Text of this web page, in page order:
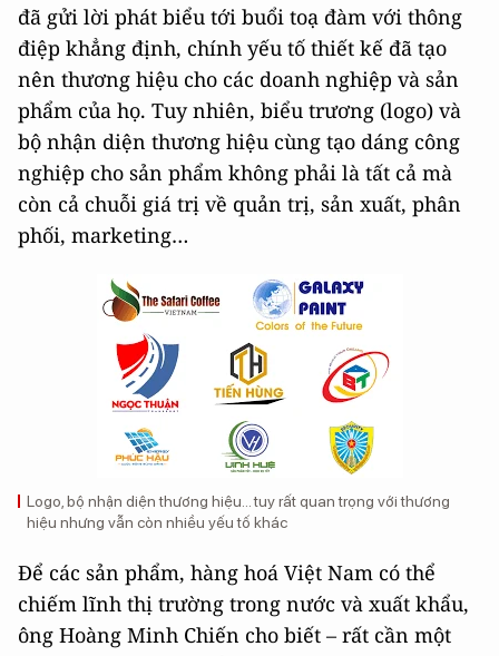
đã gửi lời phát biểu tới buổi toạ đàm với thông
điệp khẳng định, chính yếu tố thiết kế đã tạo
nên thương hiệu cho các doanh nghiệp và sản
phẩm của họ. Tuy nhiên, biểu trương (logo) và
bộ nhận diện thương hiệu cùng tạo dáng công
nghiệp cho sản phẩm không phải là tất cả mà
còn cả chuỗi giá trị về quản trị, sản xuất, phân
phối, marketing…
Logo, bộ nhận diện thương hiệu... tuy rất quan trọng với thương
hiệu nhưng vẫn còn nhiều yếu tố khác
Để các sản phẩm, hàng hoá Việt Nam có thể
chiếm lĩnh thị trường trong nước và xuất khẩu,
ông Hoàng Minh Chiến cho biết – rất cần một